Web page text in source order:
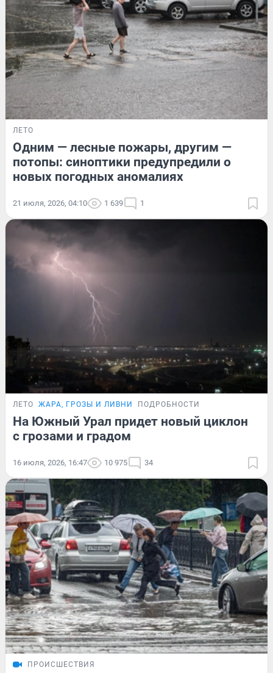
ЛЕТО
Одним — лесные пожары, другим —
потопы: синоптики предупредили о
новых погодных аномалиях
21 июля, 2026, 04:10 1 639 1
ЛЕТО ЖАРА, ГРОЗЫ И ЛИВНИ ПОДРОБНОСТИ
На Южный Урал придет новый циклон
с грозами и градом
16 июля, 2026, 16:47 10 975 34
ПРОИСШЕСТВИЯ